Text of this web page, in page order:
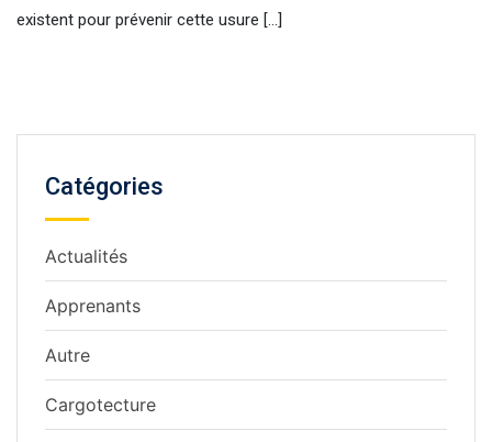
existent pour prévenir cette usure […]
Catégories
Actualités
Apprenants
Autre
Cargotecture